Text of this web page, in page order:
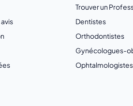
Trouver un
Dentistes
Orthodontistes
Gynécologues-
Ophtalmologistes